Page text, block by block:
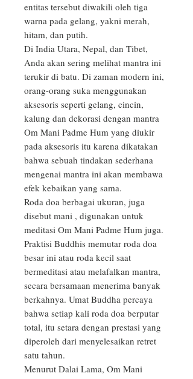
entitas tersebut diwakili oleh tiga
warna pada gelang, yakni merah,
hitam, dan putih.
Di India Utara, Nepal, dan Tibet,
Anda akan sering melihat mantra ini
terukir di batu. Di zaman modern ini,
orang-orang suka menggunakan
aksesoris seperti gelang, cincin,
kalung dan dekorasi dengan mantra
Om Mani Padme Hum yang diukir
pada aksesoris itu karena dikatakan
bahwa sebuah tindakan sederhana
mengenai mantra ini akan membawa
efek kebaikan yang sama.
Roda doa berbagai ukuran, juga
disebut mani , digunakan untuk
meditasi Om Mani Padme Hum juga.
Praktisi Buddhis memutar roda doa
besar ini atau roda kecil saat
bermeditasi atau melafalkan mantra,
secara bersamaan menerima banyak
berkahnya. Umat Buddha percaya
bahwa setiap kali roda doa berputar
total, itu setara dengan prestasi yang
diperoleh dari menyelesaikan retret
satu tahun.
Menurut Dalai Lama, Om Mani